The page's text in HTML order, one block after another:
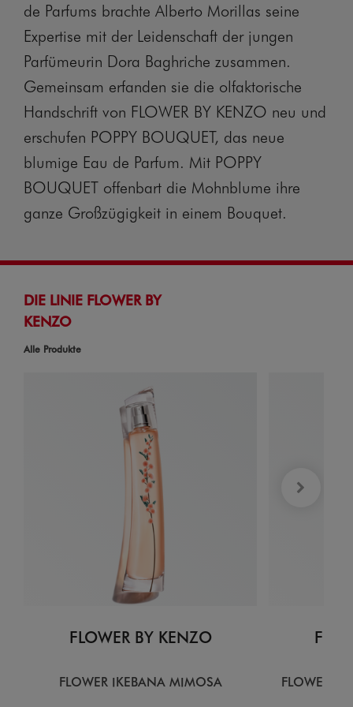
de Parfums brachte Alberto Morillas seine
Expertise mit der Leidenschaft der jungen
Parfümeurin Dora Baghriche zusammen.
Gemeinsam erfanden sie die olfaktorische
Handschrift von FLOWER BY KENZO neu und
erschufen POPPY BOUQUET, das neue
blumige Eau de Parfum. Mit POPPY
BOUQUET offenbart die Mohnblume ihre
ganze Großzügigkeit in einem Bouquet.
DIE LINIE FLOWER BY
KENZO
Alle Produkte
FLOWER BY KENZO
FLOWER IKEBANA MIMOSA FLOWER